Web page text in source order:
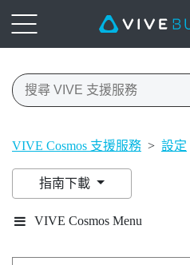
VIVE Cosmos 支援服務 > 設定
指南下載
VIVE Cosmos Menu